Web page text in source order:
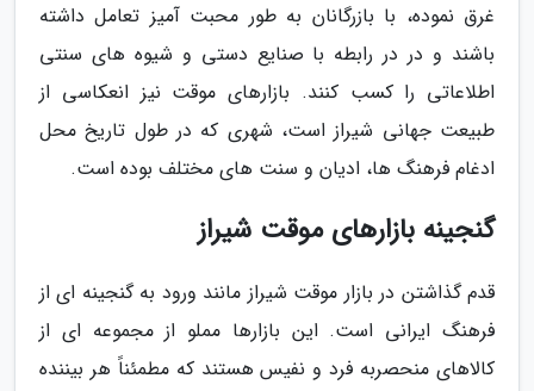
غرق نموده، با بازرگانان به طور محبت آمیز تعامل داشته
باشند و در در رابطه با صنایع دستی و شیوه های سنتی
اطلاعاتی را کسب کنند. بازارهای موقت نیز انعکاسی از
طبیعت جهانی شیراز است، شهری که در طول تاریخ محل
ادغام فرهنگ ها، ادیان و سنت های مختلف بوده است.
گنجینه بازارهای موقت شیراز
قدم گذاشتن در بازار موقت شیراز مانند ورود به گنجینه ای از
فرهنگ ایرانی است. این بازارها مملو از مجموعه ای از
کالاهای منحصربه فرد و نفیس هستند که مطمئناً هر بیننده